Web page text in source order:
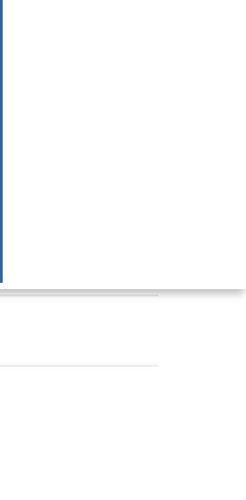
resultados, a
pelo seu contato.